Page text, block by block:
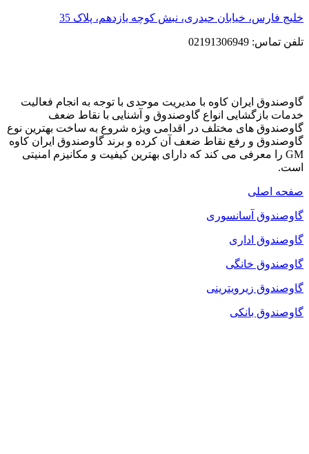
خلیج فارس، خیابان حیدری، نبش کوچه یازدهم، پلاک 35
تلفن تماس: 02191306949
گاوصندوق ایران کاوه با مدیریت موحدی با توجه به انجام فعالیت
خدمات بازگشایی انواع گاوصندوق و آشنایی با نقاط ضعف
گاوصندوق های مختلف در اقدامی ویژه شروع به ساخت بهترین نوع
گاوصندوق و رفع نقاط ضعف آن کرده و برند گاوصندوق ایران کاوه
GM را معرفی می کند که دارای بهترین کیفیت و مکانیزم امنیتی
است.
صفحه اصلی
گاوصندوق آسانسوری
گاوصندوق اداری
گاوصندوق خانگی
گاوصندوق زیرویترینی
گاوصندوق بانکی